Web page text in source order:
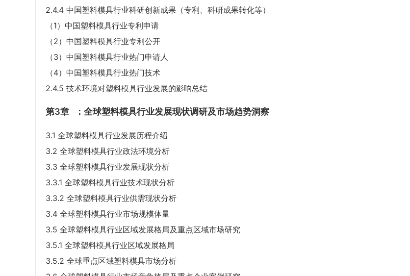
2.4.4 中国塑料模具行业科研创新成果（专利、科研成果转化等）
（1）中国塑料模具行业专利申请
（2）中国塑料模具行业专利公开
（3）中国塑料模具行业热门申请人
（4）中国塑料模具行业热门技术
2.4.5 技术环境对塑料模具行业发展的影响总结
第3章 ：全球塑料模具行业发展现状调研及市场趋势洞察
3.1 全球塑料模具行业发展历程介绍
3.2 全球塑料模具行业政法环境分析
3.3 全球塑料模具行业发展现状分析
3.3.1 全球塑料模具行业技术现状分析
3.3.2 全球塑料模具行业供需现状分析
3.4 全球塑料模具行业市场规模体量
3.5 全球塑料模具行业区域发展格局及重点区域市场研究
3.5.1 全球塑料模具行业区域发展格局
3.5.2 全球重点区域塑料模具市场分析